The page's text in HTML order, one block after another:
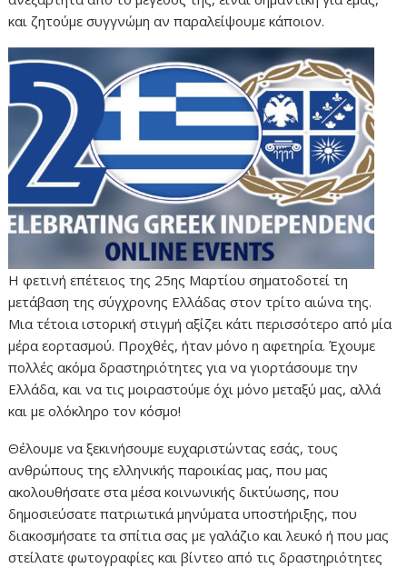
και ζητούμε συγγνώμη αν παραλείψουμε κάποιον.
Η φετινή επέτειος της 25ης Μαρτίου σηματοδοτεί τη
μετάβαση της σύγχρονης Ελλάδας στον τρίτο αιώνα της.
Μια τέτοια ιστορική στιγμή αξίζει κάτι περισσότερο από μία
μέρα εορτασμού. Προχθές, ήταν μόνο η αφετηρία. Έχουμε
πολλές ακόμα δραστηριότητες για να γιορτάσουμε την
Ελλάδα, και να τις μοιραστούμε όχι μόνο μεταξύ μας, αλλά
και με ολόκληρο τον κόσμο!
Θέλουμε να ξεκινήσουμε ευχαριστώντας εσάς, τους
ανθρώπους της ελληνικής παροικίας μας, που μας
ακολουθήσατε στα μέσα κοινωνικής δικτύωσης, που
δημοσιεύσατε πατριωτικά μηνύματα υποστήριξης, που
διακοσμήσατε τα σπίτια σας με γαλάζιο και λευκό ή που μας
στείλατε φωτογραφίες και βίντεο από τις δραστηριότητες